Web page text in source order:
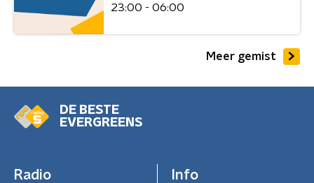
23:00 - 06:00
Meer gemist
DE BESTE
EVERGREENS
Radio Info